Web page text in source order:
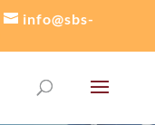
info@sbs-